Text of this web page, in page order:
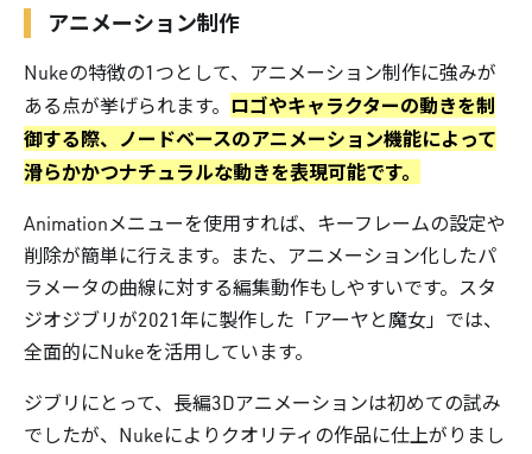
アニメーション制作
Nukeの特徴の1つとして、アニメーション制作に強みが
ある点が挙げられます。 ロゴやキャラクターの動きを制
御する際、ノードベースのアニメーション機能によって
滑らかかつナチュラルな動きを表現可能です。
Animationメニューを使用すれば、キーフレームの設定や
削除が簡単に行えます。また、アニメーション化したパ
ラメータの曲線に対する編集動作もしやすいです。スタ
ジオジブリが2021年に製作した「アーヤと魔女」では、
全面的にNukeを活用しています。
ジブリにとって、長編3Dアニメーションは初めての試み
でしたが、Nukeによりクオリティの作品に仕上がりまし